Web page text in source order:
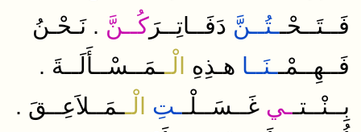
فَــتَــحْــتُــنَّ دَفَــاتِــرَكُــنَّ . نَـحْـنُ
فَــهِــمْــنَــا هـذِهِ الْــمَــسْــأَلَــةَ .
بِــنْــتــي غَــسَــلْــتِ الْــمَــلاَعِــقَ .